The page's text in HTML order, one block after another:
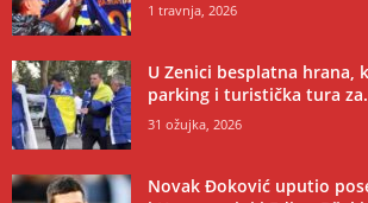
1 travnja, 2026
U Zenici besplatna hrana,
parking i turistička tura
31 ožujka, 2026
Novak Đoković uputio